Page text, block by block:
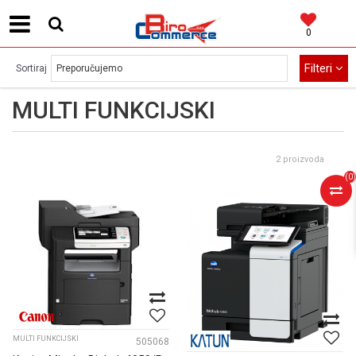
0
(0)
MULTI FUNKCIJSKI
Sortiraj Filteri
2 proizvoda
MULTI FUNKCIJSKI 505068